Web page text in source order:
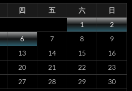
四 五 六
日
1
2
6 7 8
9
13 14 15
16
20 21 22
23
27 28 29
30